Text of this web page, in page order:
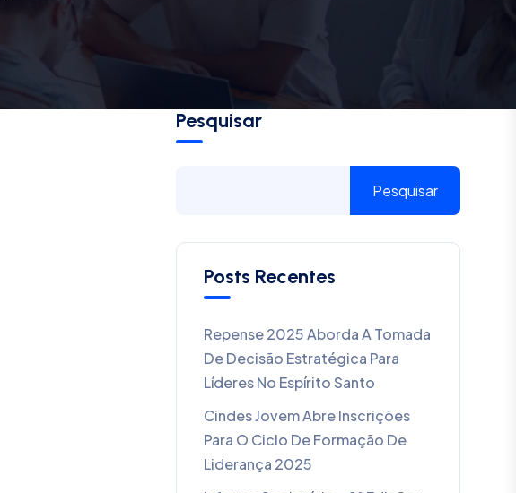
Pesquisar
Pesquisar
Posts Recentes
Repense 2025 Aborda A Tomada
De Decisão Estratégica Para
Líderes No Espírito Santo
Cindes Jovem Abre Inscrições
Para O Ciclo De Formação De
Liderança 2025